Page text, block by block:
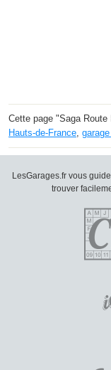
Cette page "Saga
Hauts-de-France
LesGarages.fr vous
trouver